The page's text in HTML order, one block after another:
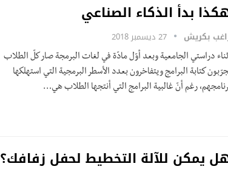
بدأ الذكاء الصناعي
بكريش 27 ديسمبر 2018
دراستي الجامعية وبعد أوّل مادّة في لغات البرمجة صار كلّ الطلاب
كتابة البرامج ويتفاخرون بعدد الأسطر البرمجية التي استهلكها
رغم أنّ غالبية البرامج التي أنتجها الطلاب هي…
يمكن للآلة التخطيط لحفل زفافك؟